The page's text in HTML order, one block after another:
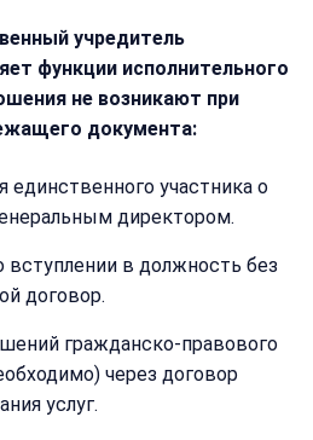
меню
учредитель
функции исполнительного
не возникают при
документа:
единственного участника о
директором.
вступлении в должность без
договор.
гражданско-правового
через договор
услуг.